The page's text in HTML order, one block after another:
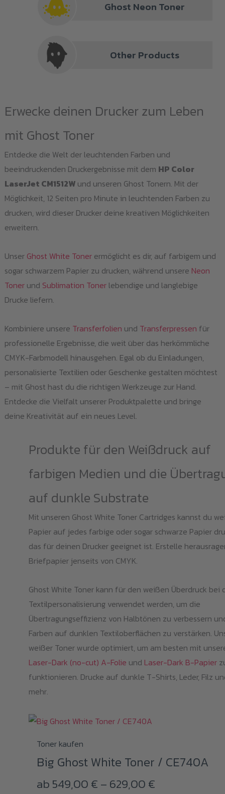
Ghost Neon Toner
Other Products
Erwecke deinen Drucker zum Leben
mit Ghost Toner
Entdecke die Welt der leuchtenden Farben und
beeindruckenden Druckergebnisse mit dem HP Color
LaserJet CM1512Wund unseren Ghost Tonern. Mit der
Möglichkeit, 12 Seiten pro Minute in leuchtenden Farben zu
drucken, wird dieser Drucker deine kreativen Möglichkeiten
erweitern.
Unser Ghost White Tonerermöglicht es dir, auf farbigem und
sogar schwarzem Papier zu drucken, während unsere Neon
Tonerund Sublimation Tonerlebendige und langlebige
Drucke liefern.
Kombiniere unsere Transferfolien und Transferpressen für
professionelle Ergebnisse, die weit über das herkömmliche
CMYK-Farbmodell hinausgehen. Egal ob du Einladungen,
personalisierte Textilien oder Geschenke gestalten möchtest
– mit Ghost hast du die richtigen Werkzeuge zur Hand.
Entdecke die Vielfalt unserer Produktpalette und bringe
deine Kreativität auf ein neues Level.
Produkte für den Weißdruck auf
farbigen Medien und die
auf dunkle Substrate
Mit unseren Ghost White Toner Cartridges kannst du
Papier auf jedes farbige oder sogar schwarze Papier
das für deinen Drucker geeignet ist. Erstelle
Briefpapier jenseits von CMYK.
Ghost White Toner kann für den weißen Überdruck bei
Textilpersonalisierung verwendet werden, um die
Übertragungseffizienz von Halbtönen zu verbessern
Farben auf dunklen Textiloberflächen zu verstärken.
weißer Toner wurde optimiert, um am besten mit
Laser-Dark (no-cut) A-Folie und Laser-Dark B-Papier
funktionieren. Drucke auf dunkle T-Shirts, Leder, Filz
mehr.
Toner kaufen
Big Ghost White Toner / CE740A
ab 549,00 € – 629,00 €Preisspanne:
Dieses
Produkt
weist
mehrere